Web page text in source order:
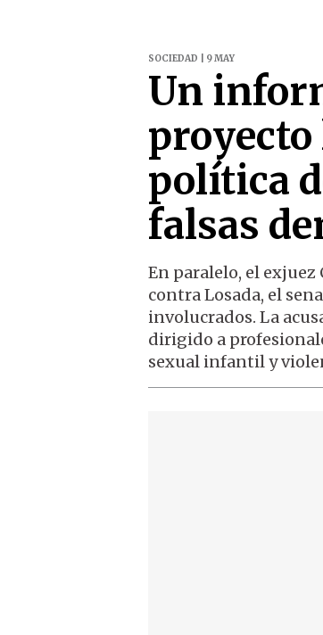
SOCIEDAD | 9 MAY
Un
política
falsas
En paralelo, el
contra Losada, el
involucrados. La
dirigido a
sexual infantil y